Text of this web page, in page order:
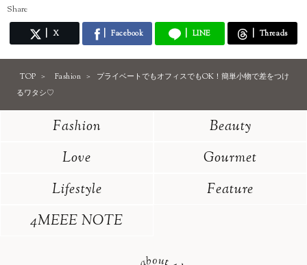
Share
X Facebook LINE Threads
TOP Fashion
プライベートでもオフィスでもOK！簡単小物で差をつけ
るワタシ♡
Fashion
Beauty
Love
Gourmet
Lifestyle
Feature
4MEEE NOTE